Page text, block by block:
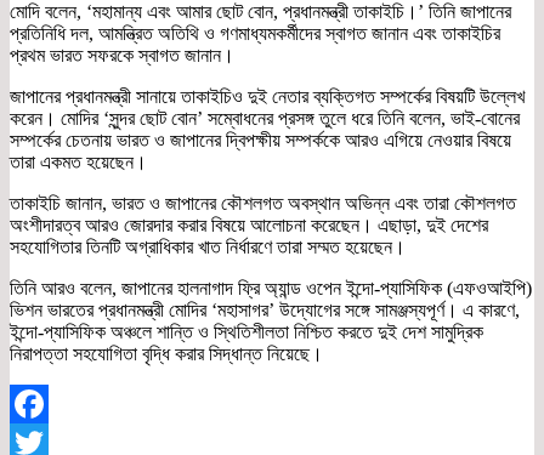
মোদি বলেন, ‘মহামান্য এবং আমার ছোট বোন, প্রধানমন্ত্রী তাকাইচি।’ তিনি জাপানের
প্রতিনিধি দল, আমন্ত্রিত অতিথি ও গণমাধ্যমকর্মীদের স্বাগত জানান এবং তাকাইচির
প্রথম ভারত সফরকে স্বাগত জানান।
জাপানের প্রধানমন্ত্রী সানায়ে তাকাইচিও দুই নেতার ব্যক্তিগত সম্পর্কের বিষয়টি উল্লেখ
করেন। মোদির ‘সুন্দর ছোট বোন’ সম্বোধনের প্রসঙ্গ তুলে ধরে তিনি বলেন, ভাই-বোনের
সম্পর্কের চেতনায় ভারত ও জাপানের দ্বিপক্ষীয় সম্পর্ককে আরও এগিয়ে নেওয়ার বিষয়ে
তারা একমত হয়েছেন।
তাকাইচি জানান, ভারত ও জাপানের কৌশলগত অবস্থান অভিন্ন এবং তারা কৌশলগত
অংশীদারত্ব আরও জোরদার করার বিষয়ে আলোচনা করেছেন। এছাড়া, দুই দেশের
সহযোগিতার তিনটি অগ্রাধিকার খাত নির্ধারণে তারা সম্মত হয়েছেন।
তিনি আরও বলেন, জাপানের হালনাগাদ ফ্রি অ্যান্ড ওপেন ইন্দো-প্যাসিফিক (এফওআইপি)
ভিশন ভারতের প্রধানমন্ত্রী মোদির ‘মহাসাগর’ উদ্যোগের সঙ্গে সামঞ্জস্যপূর্ণ। এ কারণে,
ইন্দো-প্যাসিফিক অঞ্চলে শান্তি ও স্থিতিশীলতা নিশ্চিত করতে দুই দেশ সামুদ্রিক
নিরাপত্তা সহযোগিতা বৃদ্ধি করার সিদ্ধান্ত নিয়েছে।
Facebook